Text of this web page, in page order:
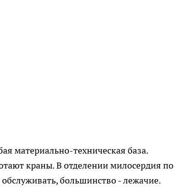
материально-техническая база.
краны. В отделении милосердия по
большинство - лежачие.